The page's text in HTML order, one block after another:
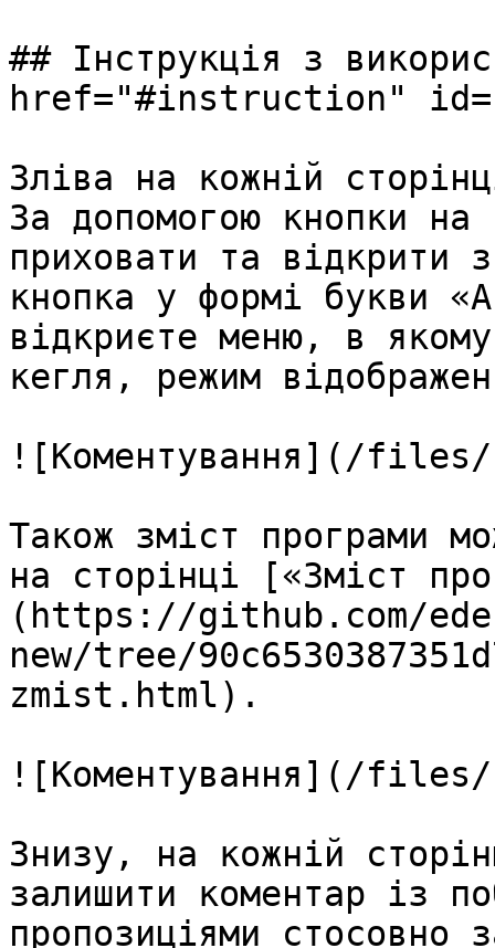
## Інструкція з
href="#instruction"
Зліва на кожній
За допомогою кнопки
приховати та відкрити
кнопка у формі букви
відкриєте меню, в
кегля, режим
![Коментування](/files/-
Також зміст програми
на сторінці [«Зміст
(https://github.com/
new/tree/
zmist.html).
![Коментування](/files/-
Знизу, на кожній
залишити коментар із
пропозиціями стосовно